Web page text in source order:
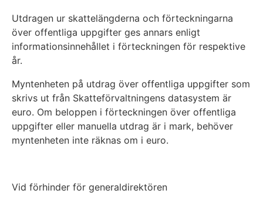
Utdragen ur skattelängderna och förteckningarna
över offentliga uppgifter ges annars enligt
informationsinnehållet i förteckningen för respektive
år.
Myntenheten på utdrag över offentliga uppgifter som
skrivs ut från Skatteförvaltningens datasystem är
euro. Om beloppen i förteckningen över offentliga
uppgifter eller manuella utdrag är i mark, behöver
myntenheten inte räknas om i euro.
Vid förhinder för generaldirektören